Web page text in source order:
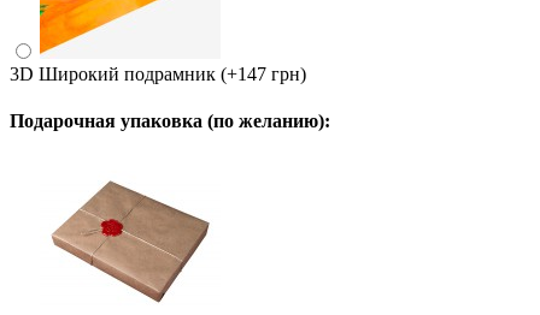
3D Широкий подрамник (+147 грн)
Подарочная упаковка (по желанию):